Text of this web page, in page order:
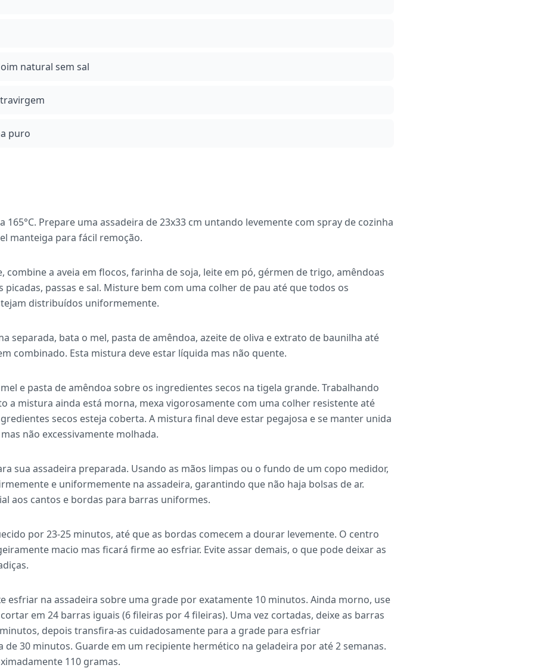
natural sem sal
puro
165°C. Prepare uma assadeira de 23x33 cm untando levemente com spray de cozinha
manteiga para fácil remoção.
combine a aveia em flocos, farinha de soja, leite em pó, gérmen de trigo, amêndoas
picadas, passas e sal. Misture bem com uma colher de pau até que todos os
distribuídos uniformemente.
separada, bata o mel, pasta de amêndoa, azeite de oliva e extrato de baunilha até
combinado. Esta mistura deve estar líquida mas não quente.
e pasta de amêndoa sobre os ingredientes secos na tigela grande. Trabalhando
a mistura ainda está morna, mexa vigorosamente com uma colher resistente até
secos esteja coberta. A mistura final deve estar pegajosa e se manter unida
não excessivamente molhada.
sua assadeira preparada. Usando as mãos limpas ou o fundo de um copo medidor,
e uniformemente na assadeira, garantindo que não haja bolsas de ar.
aos cantos e bordas para barras uniformes.
por 23-25 minutos, até que as bordas comecem a dourar levemente. O centro
macio mas ficará firme ao esfriar. Evite assar demais, o que pode deixar as
esfriar na assadeira sobre uma grade por exatamente 10 minutos. Ainda morno, use
em 24 barras iguais (6 fileiras por 4 fileiras). Uma vez cortadas, deixe as barras
depois transfira-as cuidadosamente para a grade para esfriar
de 30 minutos. Guarde em um recipiente hermético na geladeira por até 2 semanas.
110 gramas.